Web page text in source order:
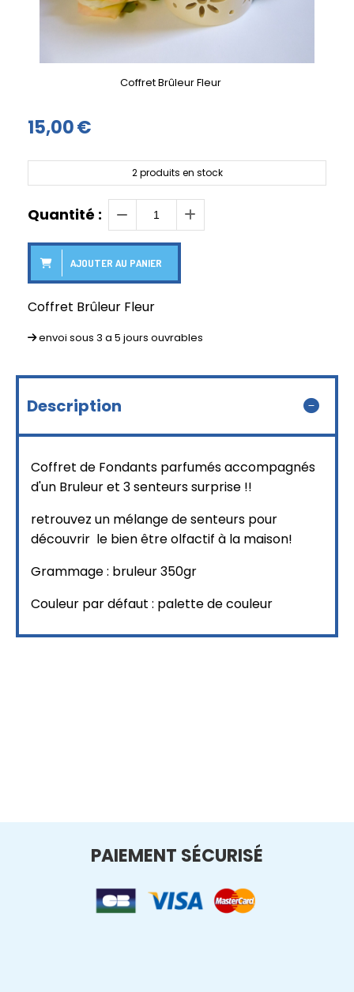
Coffret Brûleur Fleur
15,00€
2produits en stock
Quantité :
AJOUTER AU PANIER
Coffret Brûleur Fleur
envoi sous 3 a 5 jours ouvrables
Description
Coffret de Fondants parfumés accompagnés
d'un Bruleur et 3 senteurs surprise !!
retrouvez un mélange de senteurs pour
découvrir le bien être olfactif à la maison!
Grammage : bruleur 350gr
Couleur par défaut : palette de couleur
PAIEMENT SÉCURISÉ